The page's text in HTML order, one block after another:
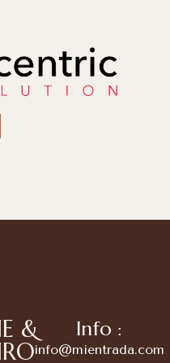
& Info :
info@mientrada.com